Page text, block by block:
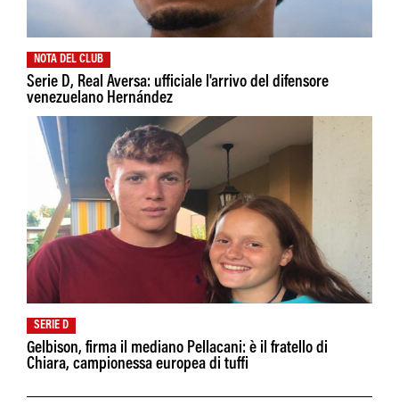
NOTA DEL CLUB
Serie D, Real Aversa: ufficiale l'arrivo del difensore
venezuelano Hernández
SERIE D
Gelbison, firma il mediano Pellacani: è il fratello di
Chiara, campionessa europea di tuffi